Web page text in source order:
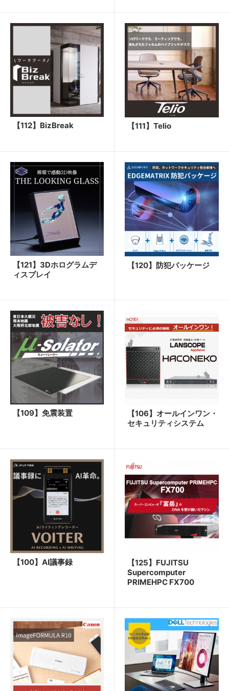
【112】BizBreak 【111】Telio
【121】3Dホログラムデ
ィスプレイ
【120】防犯パッケージ
【109】免震装置
【106】オールインワン・
セキュリティシステム
【100】AI議事録
【125】FUJITSU
Supercomputer
PRIMEHPC FX700